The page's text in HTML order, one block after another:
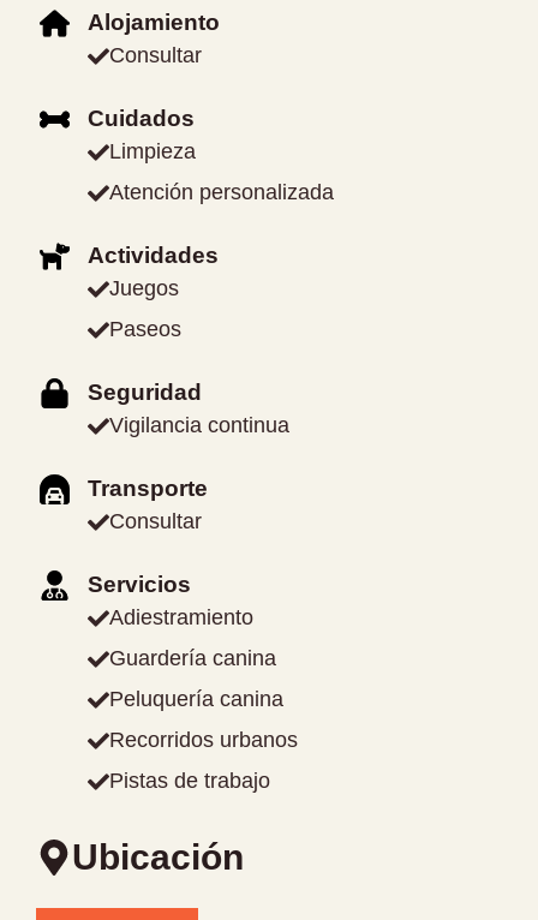
Alojamiento
Consultar
Cuidados
Limpieza
Atención personalizada
Actividades
Juegos
Paseos
Seguridad
Vigilancia continua
Transporte
Consultar
Servicios
Adiestramiento
Guardería canina
Peluquería canina
Recorridos urbanos
Pistas de trabajo
Ubicación